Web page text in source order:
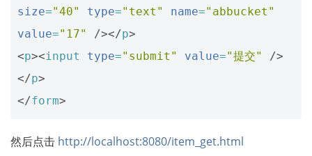
size="40" type="text" name="abbucket"
value="17" /></p>
<p><input type="submit" value="提交"
/>
</p>
</form>
然后点击 http://localhost:8080/item_get.html